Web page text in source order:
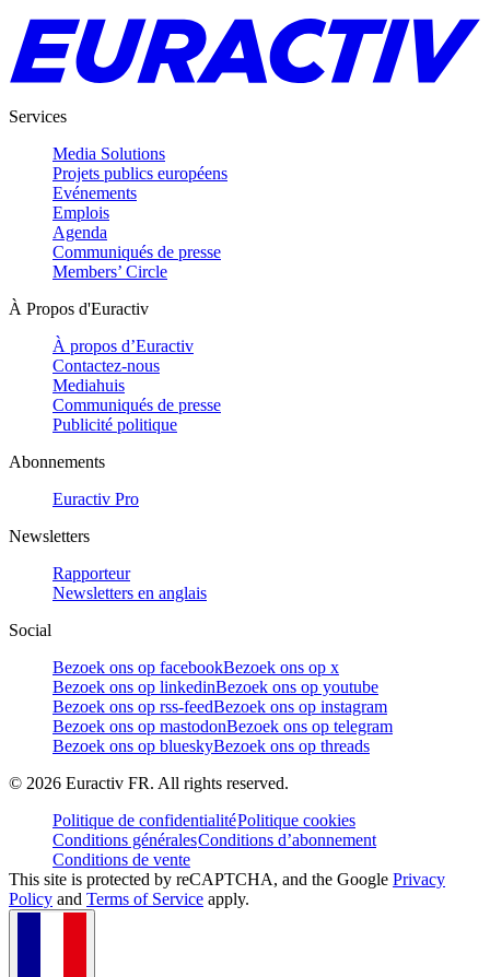
Services
Media Solutions
Projets publics européens
Evénements
Emplois
Agenda
Communiqués de presse
Members’ Circle
À Propos d'Euractiv
À propos d’Euractiv
Contactez-nous
Mediahuis
Communiqués de presse
Publicité politique
Abonnements
Euractiv Pro
Newsletters
Rapporteur
Newsletters en anglais
Social
Bezoek ons op facebookBezoek ons op x
Bezoek ons op linkedinBezoek ons op youtube
Bezoek ons op rss-feedBezoek ons op instagram
Bezoek ons op mastodonBezoek ons op telegram
Bezoek ons op blueskyBezoek ons op threads
© 2026 Euractiv FR. All rights reserved.
Politique de confidentialitéPolitique cookies
Conditions généralesConditions d’abonnement
Conditions de vente
This site is protected by reCAPTCHA, and the Google Privacy
Policy and Terms of Service apply.